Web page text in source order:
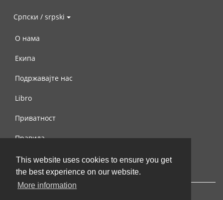
This website uses cookies to ensure you get
the best experience on our website.
More information
Српски / srpski
О нама
Екипа
Подржавајте нас
Libro
Приватност
Правила
Контактирајте нас